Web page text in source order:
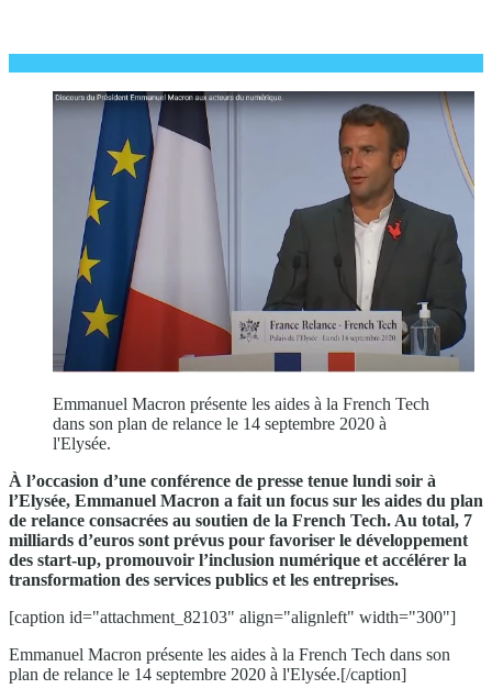
Emmanuel Macron présente les aides à la French Tech
dans son plan de relance le 14 septembre 2020 à
l'Elysée.
À l’occasion d’une conférence de presse tenue lundi soir à
l’Elysée, Emmanuel Macron a fait un focus sur les aides du plan
de relance consacrées au soutien de la French Tech. Au total, 7
milliards d’euros sont prévus pour favoriser le développement
des start-up, promouvoir l’inclusion numérique et accélérer la
transformation des services publics et les entreprises.
[caption id="attachment_82103" align="alignleft" width="300"]
Emmanuel Macron présente les aides à la French Tech dans son
plan de relance le 14 septembre 2020 à l'Elysée.[/caption]